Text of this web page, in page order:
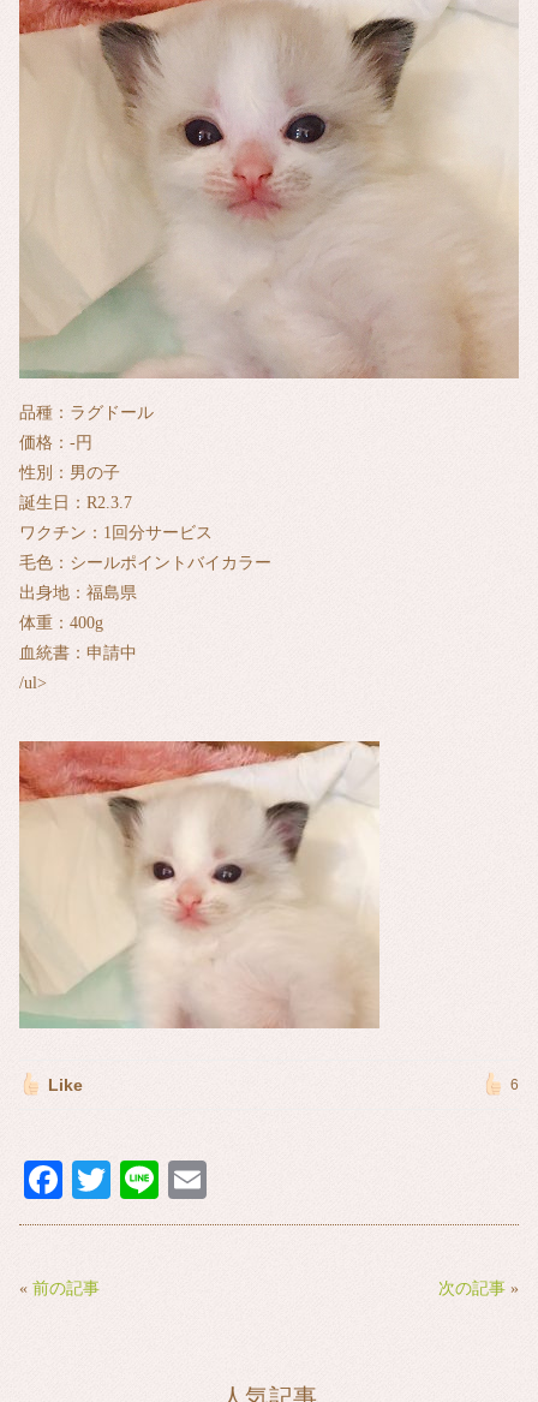
品種：ラグドール
価格：‐円
性別：男の子
誕生日：R2.3.7
ワクチン：1回分サービス
毛色：シールポイントバイカラー
出身地：福島県
体重：400g
血統書：申請中
/ul>
Like 6
Fa
ce
ok
T
wi
Li
ne m
« 前の記事 次の記事 »